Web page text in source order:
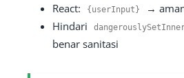
React:
{userInput}
→
Hindari
benar sanitasi